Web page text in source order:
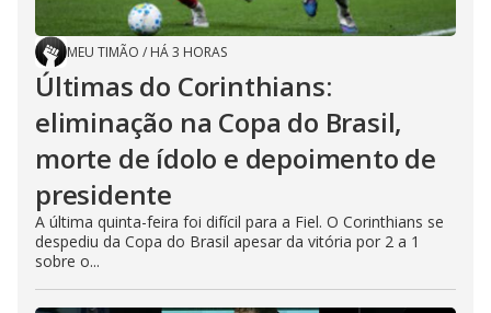
MEU TIMÃO / HÁ 3 HORAS
Últimas do Corinthians:
eliminação na Copa do Brasil,
morte de ídolo e depoimento de
presidente
A última quinta-feira foi difícil para a Fiel. O Corinthians se
despediu da Copa do Brasil apesar da vitória por 2 a 1
sobre o...